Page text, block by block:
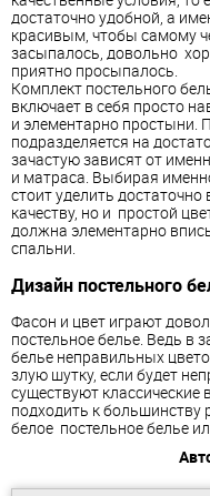
достаточно удобной, а
красивым, чтобы самому
засыпалось, довольно
приятно просыпалось.
Комплект постельного
включает в себя просто
и элементарно простыни.
подразделяется на
зачастую зависят от
и матраса. Выбирая
стоит уделить
качеству, но и простой
должна элементарно
спальни.
Дизайн постельного
Фасон и цвет играют
постельное белье. Ведь в
белье неправильных
злую шутку, если будет
существуют
подходить к
белое постельное белье